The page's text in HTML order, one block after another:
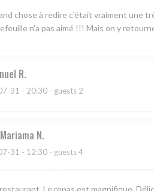
chose à redire c'était vraiment une
n'a pas aimé !!! Mais on y
R
31 - 20:30 - guests 2
N
31 - 12:30 - guests 4